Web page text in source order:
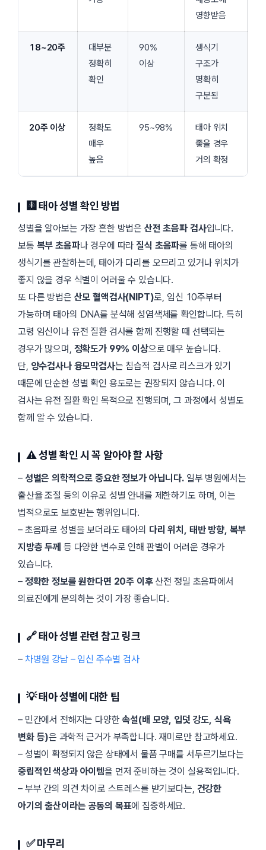
영향받음
18~20주
대부분
정확히
확인
90%
이상
생식기
구조가
명확히
구분됨
20주 이상
정확도
매우
높음
95~98%
태아 위치
좋을 경우
거의 확정
🩻 태아 성별 확인 방법
성별을 알아보는 가장 흔한 방법은 산전 초음파 검사입니다.
보통 복부 초음파나 경우에 따라질식 초음파를 통해 태아의
생식기를 관찰하는데, 태아가 다리를 오므리고 있거나 위치가
좋지 않을 경우 식별이 어려울 수 있습니다.
또 다른 방법은 산모 혈액검사(NIPT)로, 임신 10주부터
가능하며 태아의 DNA를 분석해 성염색체를 확인합니다. 특히
고령 임신이나 유전 질환 검사를 함께 진행할 때 선택되는
경우가 많으며, 정확도가 99% 이상으로 매우 높습니다.
단, 양수검사나 융모막검사는 침습적 검사로 리스크가 있기
때문에 단순한 성별 확인 용도로는 권장되지 않습니다. 이
검사는 유전 질환 확인 목적으로 진행되며, 그 과정에서 성별도
함께 알 수 있습니다.
⚠️ 성별 확인 시 꼭 알아야 할 사항
– 성별은 의학적으로 중요한 정보가 아닙니다. 일부 병원에서는
출산율 조절 등의 이유로 성별 안내를 제한하기도 하며, 이는
법적으로도 보호받는 행위입니다.
– 초음파로 성별을 보더라도 태아의 다리 위치, 태반 방향, 복부
지방층 두께 등 다양한 변수로 인해 판별이 어려운 경우가
있습니다.
– 정확한 정보를 원한다면 20주 이후산전 정밀 초음파에서
의료진에게 문의하는 것이 가장 좋습니다.
🔗 태아 성별 관련 참고 링크
– 차병원 강남 – 임신 주수별 검사
💡 태아 성별에 대한 팁
– 민간에서 전해지는 다양한속설(배 모양, 입덧 강도, 식욕
변화 등)은 과학적 근거가 부족합니다. 재미로만 참고하세요.
– 성별이 확정되지 않은 상태에서 물품 구매를 서두르기보다는
중립적인 색상과 아이템을 먼저 준비하는 것이 실용적입니다.
– 부부 간의 의견 차이로 스트레스를 받기보다는, 건강한
아기의 출산이라는 공동의 목표에 집중하세요.
✅ 마무리